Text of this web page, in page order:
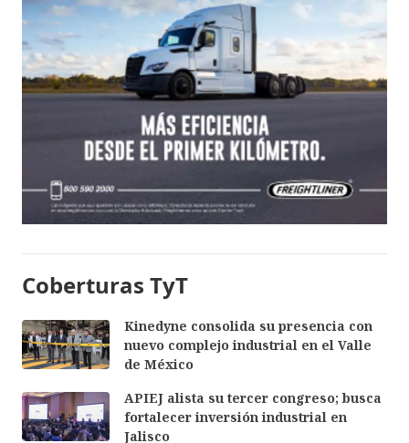
Coberturas TyT
Kinedyne consolida su presencia con
nuevo complejo industrial en el Valle
de México
APIEJ alista su tercer congreso; busca
fortalecer inversión industrial en
Jalisco